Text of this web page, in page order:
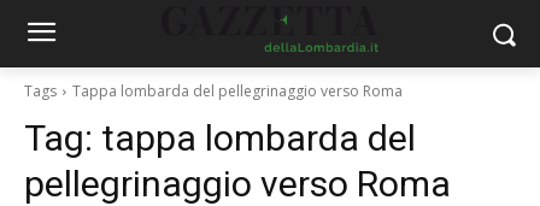
Tags Tappa lombarda del pellegrinaggio verso Roma
Tag: tappa lombarda del
pellegrinaggio verso Roma